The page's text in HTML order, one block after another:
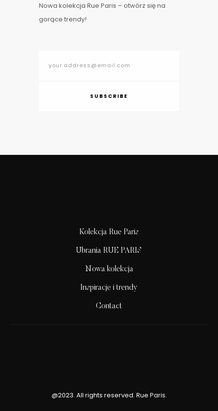
Nowa kolekcja Rue Paris – otwórz się na
gorące trendy!
SUBSCRIBE
Kolekcja Rue Paris
Ubrania RUE PARIS
Nowa kolekcja
Inspiracje i trendy
Contact
@2023. All rights reserved. Rue Paris.